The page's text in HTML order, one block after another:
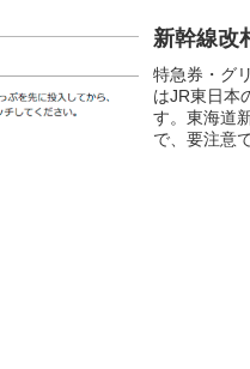
新幹線改
特急券・グ
はJR東日本
す。東海道
で、要注意